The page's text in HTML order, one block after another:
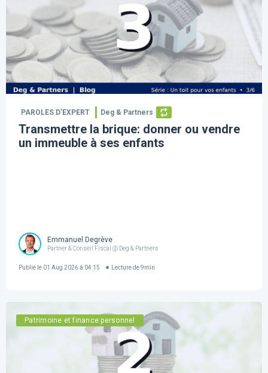
PAROLES D’EXPERT Deg & Partners
Transmettre la brique: donner ou vendre
un immeuble à ses enfants
Emmanuel Degrève
Partner & Conseil Fiscal @ Deg & Partners
Publié le 01 Aug 2026 à 04:15 Lecture de 9min
Patrimoine et finance personnel